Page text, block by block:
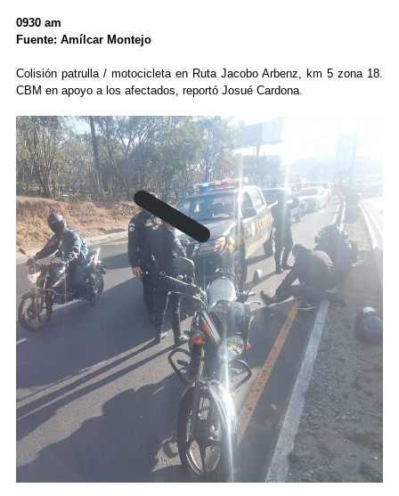
0930 am
Fuente: Amílcar Montejo
Colisión patrulla / motocicleta en Ruta Jacobo Arbenz, km 5 zona 18.
CBM en apoyo a los afectados, reportó Josué Cardona.